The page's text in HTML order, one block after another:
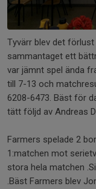
Tyvärr blev det
sammantaget ett
var jämnt spel ända
till 7-13 och
6208-6473. Bäst för
tätt följd av Andreas
Farmers spelade 2
1:matchen mot
stora hela matchen
.Bäst Farmers blev